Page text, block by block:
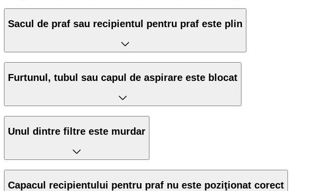
Sacul de praf sau recipientul pentru praf este plin
Furtunul, tubul sau capul de aspirare este blocat
Unul dintre filtre este murdar
Capacul recipientului pentru praf nu este poziţionat corect